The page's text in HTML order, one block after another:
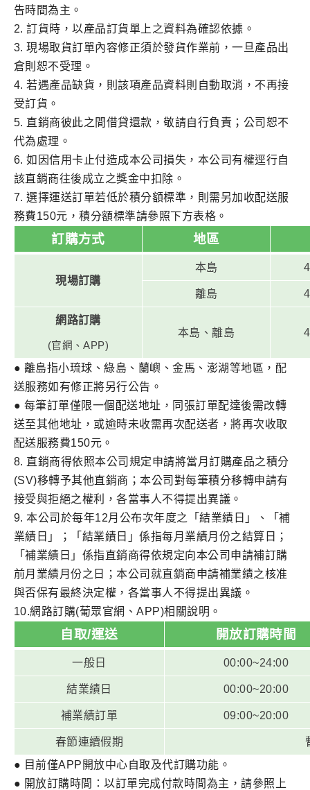
告時間為主。
2.訂貨時，以產品訂貨單上之資料為確認依據。
3.現場取貨訂單內容修正須於發貨作業前，一旦產品出
倉則恕不受理。
4.若遇產品缺貨，則該項產品資料則自動取消，不再接
受訂貨。
5. 直銷商彼此之間借貸還款，敬請自行負責；公司恕不
代為處理。
6.如因信用卡止付造成本公司損失，本公司有權逕行自
該直銷商往後成立之獎金中扣除。
7.選擇運送訂單若低於積分額標準，則需另加收配送服
務費150元，積分額標準請參照下方表格。
訂購方式 地區
現場訂購
本島
離島
網路訂購
(官網、APP)
本島、離島
● 離島指小琉球、綠島、蘭嶼、金馬、澎湖等地區，配
送服務如有修正將另行公告。
● 每筆訂單僅限一個配送地址，同張訂單配達後需改轉
送至其他地址，或逾時未收需再次配送者，將再次收取
配送服務費150元。
8. 直銷商得依照本公司規定申請將當月訂購產品之積分
(SV)移轉予其他直銷商；本公司對每筆積分移轉申請有
接受與拒絕之權利，各當事人不得提出異議。
9.本公司於每年12月公布次年度之「結業績日」、「補
業績日」；「結業績日」係指每月業績月份之結算日；
「補業績日」係指直銷商得依規定向本公司申請補訂購
前月業績月份之日；本公司就直銷商申請補業績之核准
與否保有最終決定權，各當事人不得提出異議。
10.網路訂購(葡眾官網、APP)相關說明。
自取/運送 開放訂購時間
一般日 00:00~24:00
結業績日 00:00~20:00
補業績訂單 09:00~20:00
春節連續假期
● 目前僅APP開放中心自取及代訂購功能。
● 開放訂購時間：以訂單完成付款時間為主，請參照上